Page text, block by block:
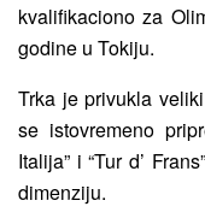
kvalifikaciono za
godine u Tokiju.
Trka je privukla
se istovremeno
Italija” i “Tur d’
dimenziju.